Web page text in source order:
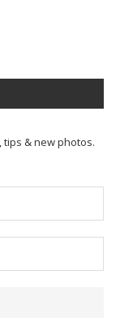
& new photos.